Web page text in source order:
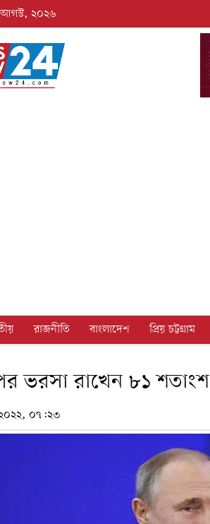
২০২৬
রাজনীতি বাংলাদেশ প্রিয় চট্টগ্রাম
ভরসা রাখেন ৮১
২০২২, ০৭:২৩